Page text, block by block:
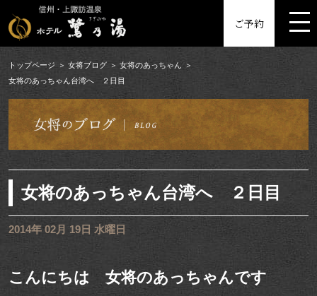
ご予約
トップページ 女将ブログ
女将のあっちゃん
女将のあっちゃん台湾へ ２日目
女将のあっちゃん台湾へ ２日目
2014年 02月 19日 水曜日
こんにちは 女将のあっちゃんです